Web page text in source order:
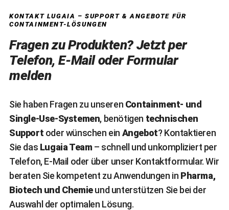
KONTAKT LUGAIA – SUPPORT & ANGEBOTE FÜR
CONTAINMENT-LÖSUNGEN
Fragen zu Produkten? Jetzt per
Telefon, E-Mail oder Formular
melden
Sie haben Fragen zu unseren Containment- und
Single-Use-Systemen, benötigen technischen
Support oder wünschen ein Angebot? Kontaktieren
Sie das Lugaia Team – schnell und unkompliziert per
Telefon, E-Mail oder über unser Kontaktformular. Wir
beraten Sie kompetent zu Anwendungen in Pharma,
Biotech und Chemieund unterstützen Sie bei der
Auswahl der optimalen Lösung.